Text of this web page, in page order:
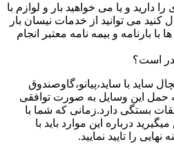
دارید و یا می خواهید بار و لوازم با
می توانید از خدمات نیسان بار
با بارنامه و بیمه نامه معتبر انجام
است؟
ساید با ساید،پیانو،گاوصندوق
حمل این وسایل به صورت توافقی
بستگی دارد.زمانی که شما با
درباره این موارد باید با
را تایید نمایید.